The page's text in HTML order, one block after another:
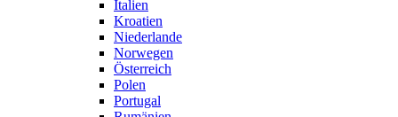
Italien
Kroatien
Niederlande
Norwegen
Österreich
Polen
Portugal